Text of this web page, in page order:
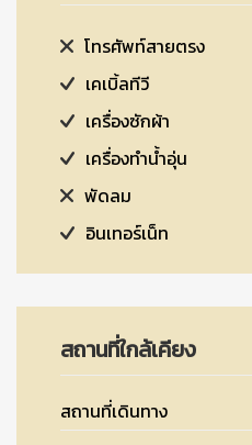
โทรศัพท์สายตรง
เคเบิ้ลทีวี
เครื่องซักผ้า
เครื่องทำน้ำอุ่น
พัดลม
อินเทอร์เน็ท
สถานที่ใกล้เคียง
สถานที่เดินทาง